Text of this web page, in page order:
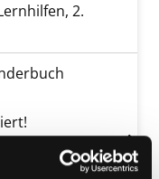
2.
lesen anzeigen
Suche
Bindlach, Loewe